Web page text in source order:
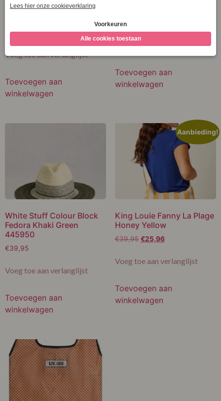
Ankle Sock Green Multi
9,95
Voeg toe aan verlanglijst
Toevoegen aan
winkelwagen
€9,95
Voeg toe aan verlanglijst
Toevoegen aan
winkelwagen
White Stuff Colour Block
Fedora Khaki Green
445950
€39,95
Voeg toe aan verlanglijst
Toevoegen aan
winkelwagen
Aanbieding!
King Louie Fanny La Plage
Honey Yellow
€39,95 €25,96
Voeg toe aan verlanglijst
Toevoegen aan
winkelwagen